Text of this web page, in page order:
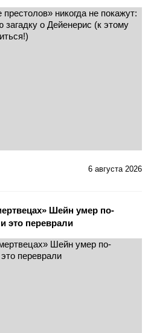
6 августа 2026
Шейн умер по-
это переврали